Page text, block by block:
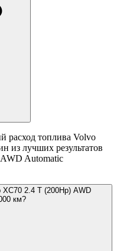
расход топлива Volvo
из лучших результатов
Automatic
2.4 T (200Hp) AWD
км?